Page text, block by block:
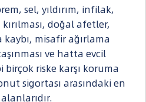
sel, yıldırım, infilak,
doğal afetler,
misafir ağırlama
ve hatta evcil
birçok riske karşı koruma
sigortası arasındaki en